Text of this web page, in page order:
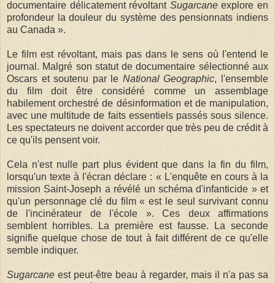
documentaire délicatement révoltant Sugarcaneexplore en
profondeur la douleur du système des pensionnats indiens
au Canada ».
Le film est révoltant, mais pas dans le sens où l'entend le
journal. Malgré son statut de documentaire sélectionné aux
Oscars et soutenu par le National Geographic, l'ensemble
du film doit être considéré comme un assemblage
habilement orchestré de désinformation et de manipulation,
avec une multitude de faits essentiels passés sous silence.
Les spectateurs ne doivent accorder que très peu de crédit à
ce qu'ils pensent voir.
Cela n'est nulle part plus évident que dans la fin du film,
lorsqu'un texte à l'écran déclare : « L'enquête en cours à la
mission Saint-Joseph a révélé un schéma d'infanticide » et
qu'un personnage clé du film « est le seul survivant connu
de l'incinérateur de l'école ». Ces deux affirmations
semblent horribles. La première est fausse. La seconde
signifie quelque chose de tout à fait différent de ce qu'elle
semble indiquer.
Sugarcane est peut-être beau à regarder, mais il n'a pas sa